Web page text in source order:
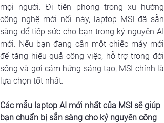
mọi người. Đi tiên phong trong xu hướng
công nghệ mới nổi này, laptop MSI đã sẵn
sàng để tiếp sức cho bạn trong kỷ nguyên AI
mới. Nếu bạn đang cần một chiếc máy mới
để tăng hiệu quả công việc, hỗ trợ trong đời
sống và gợi cảm hứng sáng tạo, MSI chính là
lựa chọn tốt nhất.
Các mẫu laptop AI mới nhất của MSI sẽ giúp
bạn chuẩn bị sẵn sàng cho kỷ nguyên công